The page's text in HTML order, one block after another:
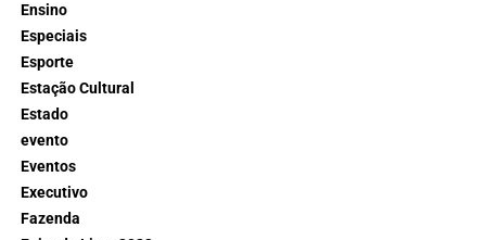
Ensino
Especiais
Esporte
Estação Cultural
Estado
evento
Eventos
Executivo
Fazenda